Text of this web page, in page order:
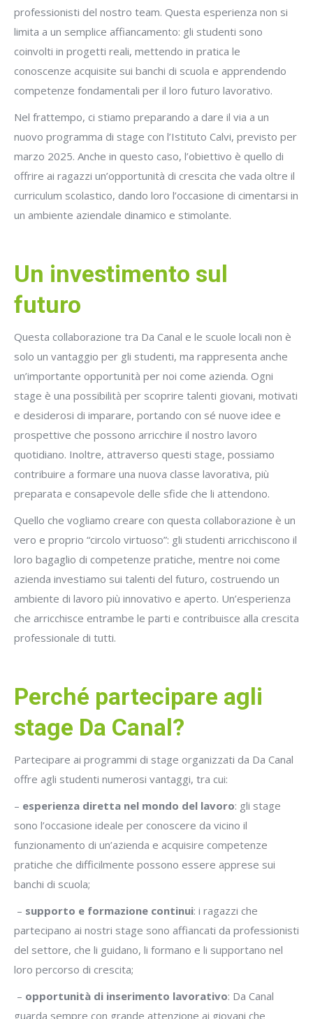
professionisti del nostro team. Questa esperienza non si
limita a un semplice affiancamento: gli studenti sono
coinvolti in progetti reali, mettendo in pratica le
conoscenze acquisite sui banchi di scuola e apprendendo
competenze fondamentali per il loro futuro lavorativo.
Nel frattempo, ci stiamo preparando a dare il via a un
nuovo programma di stage con l’Istituto Calvi, previsto per
marzo 2025. Anche in questo caso, l’obiettivo è quello di
offrire ai ragazzi un’opportunità di crescita che vada oltre il
curriculum scolastico, dando loro l’occasione di cimentarsi in
un ambiente aziendale dinamico e stimolante.
Un investimento sul
futuro
Questa collaborazione tra Da Canal e le scuole locali non è
solo un vantaggio per gli studenti, ma rappresenta anche
un’importante opportunità per noi come azienda. Ogni
stage è una possibilità per scoprire talenti giovani, motivati
e desiderosi di imparare, portando con sé nuove idee e
prospettive che possono arricchire il nostro lavoro
quotidiano. Inoltre, attraverso questi stage, possiamo
contribuire a formare una nuova classe lavorativa, più
preparata e consapevole delle sfide che li attendono.
Quello che vogliamo creare con questa collaborazione è un
vero e proprio “circolo virtuoso”: gli studenti arricchiscono il
loro bagaglio di competenze pratiche, mentre noi come
azienda investiamo sui talenti del futuro, costruendo un
ambiente di lavoro più innovativo e aperto. Un’esperienza
che arricchisce entrambe le parti e contribuisce alla crescita
professionale di tutti.
Perché partecipare agli
stage Da Canal?
Partecipare ai programmi di stage organizzati da Da Canal
offre agli studenti numerosi vantaggi, tra cui:
– esperienza diretta nel mondo del lavoro: gli stage
sono l’occasione ideale per conoscere da vicino il
funzionamento di un’azienda e acquisire competenze
pratiche che difficilmente possono essere apprese sui
banchi di scuola;
– supporto e formazione continui: i ragazzi che
partecipano ai nostri stage sono affiancati da professionisti
del settore, che li guidano, li formano e li supportano nel
loro percorso di crescita;
– opportunità di inserimento lavorativo: Da Canal
guarda sempre con grande attenzione ai giovani che